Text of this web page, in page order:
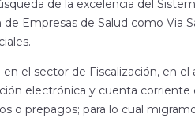
de la excelencia del
Empresas de Salud como Via
el sector de Fiscalización, en el
electrónica y cuenta corriente
o prepagos; para lo cual